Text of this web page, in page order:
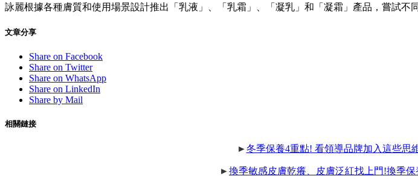
詠麗根據各種膚質和使用場景設計推出「乳液」、「乳霜」、「凝乳」和「凝霜」產品，嘗試不
文章分享
Share on Facebook
Share on Twitter
Share on WhatsApp
Share on LinkedIn
Share by Mail
相關鏈接
►冬季保養4重點! 看領導品牌加入這些思
►換季敏感皮膚乾癢、皮膚泛紅找上門!換季